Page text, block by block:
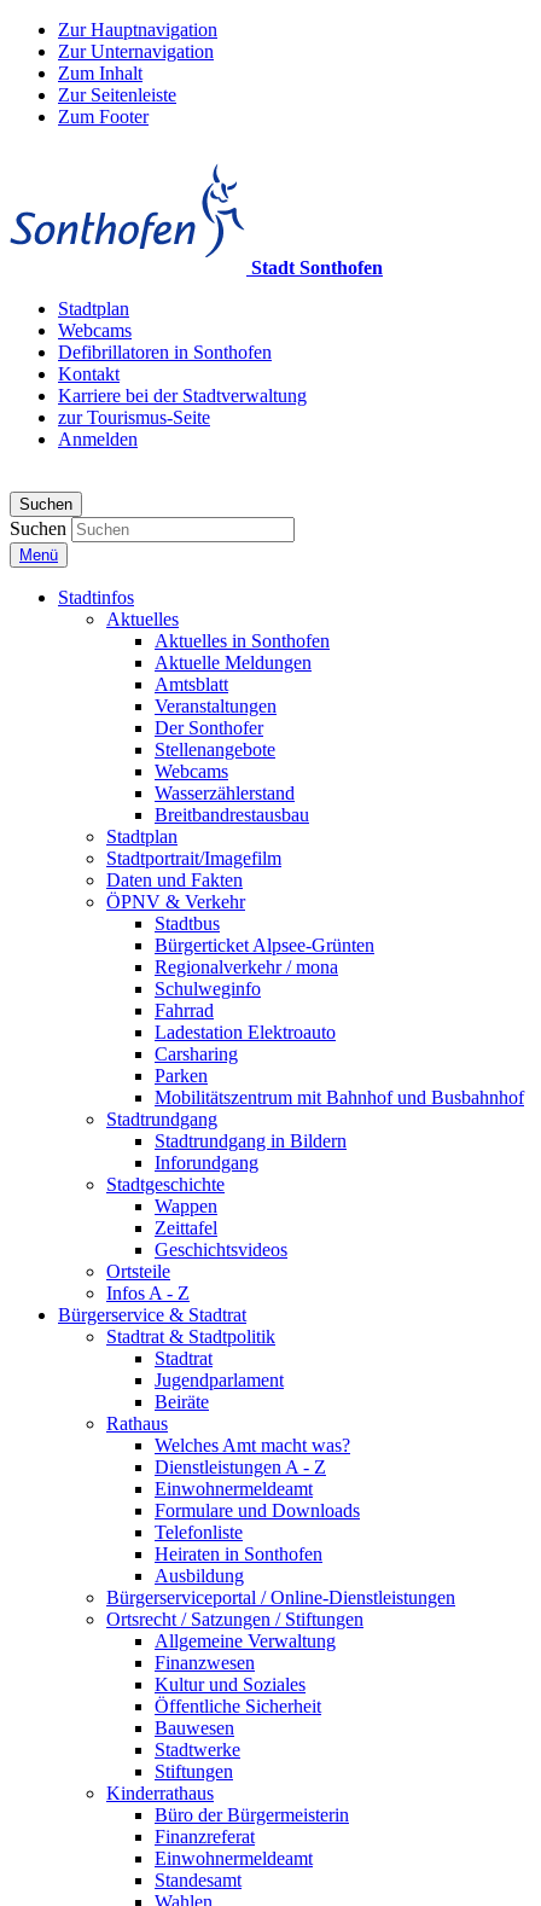
Zur Hauptnavigation
Zur Unternavigation
Zum Inhalt
Zur Seitenleiste
Zum Footer
Stadt Sonthofen
Stadtplan
Webcams
Defibrillatoren in Sonthofen
Kontakt
Karriere bei der Stadtverwaltung
zur Tourismus-Seite
Anmelden
Suchen
Suchen
Menü
Stadtinfos
Aktuelles
Aktuelles in Sonthofen
Aktuelle Meldungen
Amtsblatt
Veranstaltungen
Der Sonthofer
Stellenangebote
Webcams
Wasserzählerstand
Breitbandrestausbau
Stadtplan
Stadtportrait/Imagefilm
Daten und Fakten
ÖPNV & Verkehr
Stadtbus
Bürgerticket Alpsee-Grünten
Regionalverkehr / mona
Schulweginfo
Fahrrad
Ladestation Elektroauto
Carsharing
Parken
Mobilitätszentrum mit Bahnhof und Busbahnhof
Stadtrundgang
Stadtrundgang in Bildern
Inforundgang
Stadtgeschichte
Wappen
Zeittafel
Geschichtsvideos
Ortsteile
Infos A - Z
Bürgerservice & Stadtrat
Stadtrat & Stadtpolitik
Stadtrat
Jugendparlament
Beiräte
Rathaus
Welches Amt macht was?
Dienstleistungen A - Z
Einwohnermeldeamt
Formulare und Downloads
Telefonliste
Heiraten in Sonthofen
Ausbildung
Bürgerserviceportal / Online-Dienstleistungen
Ortsrecht / Satzungen / Stiftungen
Allgemeine Verwaltung
Finanzwesen
Kultur und Soziales
Öffentliche Sicherheit
Bauwesen
Stadtwerke
Stiftungen
Kinderrathaus
Büro der Bürgermeisterin
Finanzreferat
Einwohnermeldeamt
Standesamt
Wahlen